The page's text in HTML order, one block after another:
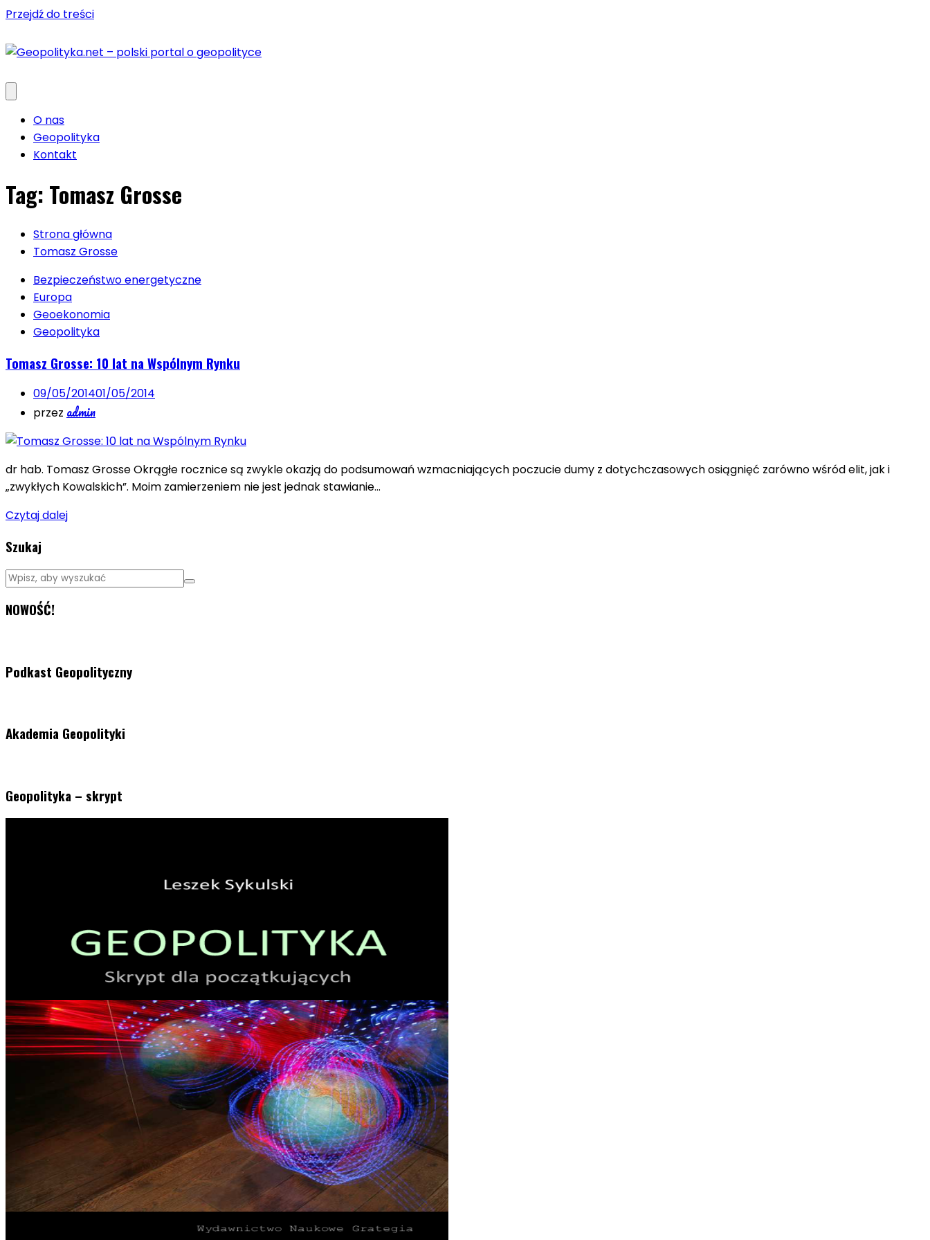
Przejdź do treści
O nas
Geopolityka
Kontakt
Tag: Tomasz Grosse
Strona główna
Tomasz Grosse
Bezpieczeństwo energetyczne
Europa
Geoekonomia
Geopolityka
Tomasz Grosse: 10 lat na Wspólnym Rynku
09/05/201401/05/2014
przez admin
dr hab. Tomasz Grosse Okrągłe rocznice są zwykle okazją do podsumowań wzmacniających poczucie dumy z dotychczasowych osiągnięć zarówno wśród elit, jak i
„zwykłych Kowalskich”. Moim zamierzeniem nie jest jednak stawianie…
Czytaj dalej
Szukaj
NOWOŚĆ!
Podkast Geopolityczny
Akademia Geopolityki
Geopolityka – skrypt